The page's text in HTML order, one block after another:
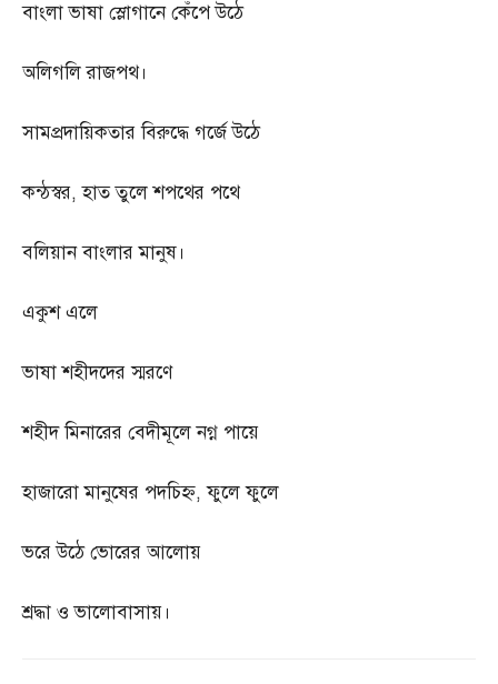
বাংলা ভাষা স্লোগানে কেঁপে উঠে
অলিগলি রাজপথ।
সামপ্রদায়িকতার বিরুদ্ধে গর্জে উঠে
কন্ঠস্বর,হাত তুলে শপথের পথে
বলিয়ান বাংলার মানুষ।
একুশ এলে
ভাষা শহীদদের স্মরণে
শহীদ মিনারের বেদীমূলে নগ্ন পায়ে
হাজারো মানুষের পদচিহ্ন,ফুলে ফুলে
ভরে উঠে ভোরের আলোয়
শ্রদ্ধা ও ভালোবাসায়।